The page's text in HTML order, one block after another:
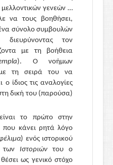
μελλοντικών γενεών …
να τους βοηθήσει,
σύνολο συμβουλών
τον
με τη βοήθεια
).
Ο νοήμων
τη σειρά του να
ίδιος τις αναλογίες
δική του (παρούσα)
το πρώτο στην
που κάνει ρητά λόγο
) ενός ιστορικού
των
Ιστοριών
του ο
ως γενικό στόχο